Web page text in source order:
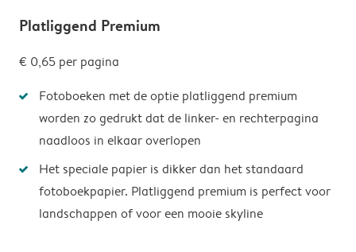
Platliggend Premium
€ 0,65 per pagina
Fotoboeken met de optie platliggend premium
worden zo gedrukt dat de linker- en rechterpagina
naadloos in elkaar overlopen
Het speciale papier is dikker dan het standaard
fotoboekpapier. Platliggend premium is perfect voor
landschappen of voor een mooie skyline